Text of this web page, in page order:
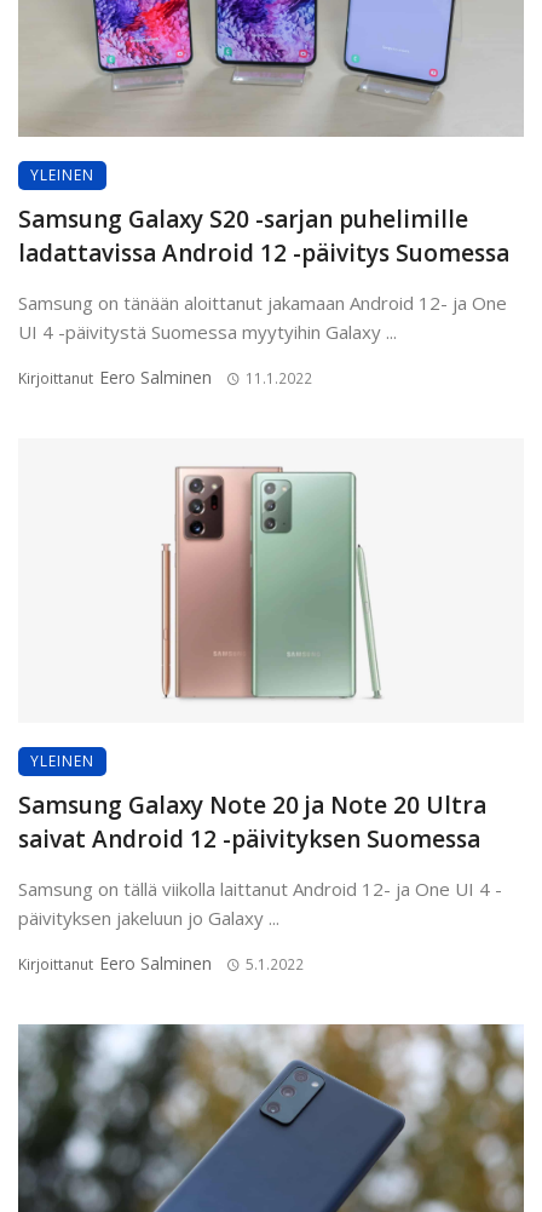
YLEINEN
Samsung Galaxy S20 -sarjan puhelimille
ladattavissa Android 12 -päivitys Suomessa
Samsung on tänään aloittanut jakamaan Android 12- ja One
UI 4 -päivitystä Suomessa myytyihin Galaxy ...
Kirjoittanut Eero Salminen 11.1.2022
YLEINEN
Samsung Galaxy Note 20 ja Note 20 Ultra
saivat Android 12 -päivityksen Suomessa
Samsung on tällä viikolla laittanut Android 12- ja One UI 4 -
päivityksen jakeluun jo Galaxy ...
Kirjoittanut Eero Salminen 5.1.2022